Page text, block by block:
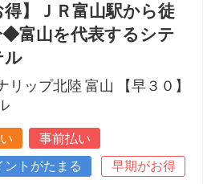
】ＪＲ富山駅から徒
◆富山を代表するシテ
ル
リップ北陸 富山 【早３０】
事前払い
ントがたまる
早期がお得